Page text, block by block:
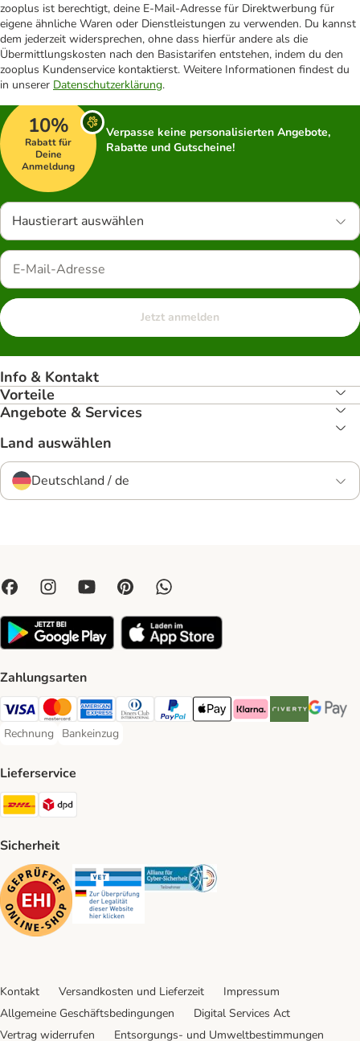
zooplus ist berechtigt, deine E-Mail-Adresse für Direktwerbung für
eigene ähnliche Waren oder Dienstleistungen zu verwenden. Du kannst
dem jederzeit widersprechen, ohne dass hierfür andere als die
Übermittlungskosten nach den Basistarifen entstehen, indem du den
zooplus Kundenservice kontaktierst. Weitere Informationen findest du
in unserer Datenschutzerklärung.
10%
Rabatt für
Deine
Anmeldung
Verpasse keine personalisierten Angebote,
Rabatte und Gutscheine!
Haustierart auswählen
Jetzt anmelden
Info & Kontakt
Vorteile
Angebote & Services
Land auswählen
Deutschland / de
Zahlungsarten
Visa Payment Method
Mastercard Payment Method
American Express Payment Method
Diners Club Payment Method
PayPal Payment Method
Apple Pay Payment Method
Klarna Payment Method
Riverty Payment
Google
Rechnung
Rechnung Payment Method
Bankeinzug
Bankeinzug Payment Method
Lieferservice
DHL Shipping Method
Sicherheit
Security Security Security
Kontakt Versandkosten und Lieferzeit
Impressum
Allgemeine Geschäftsbedingungen
Digital Services Act
Vertrag widerrufen
Entsorgungs- und Umweltbestimmungen